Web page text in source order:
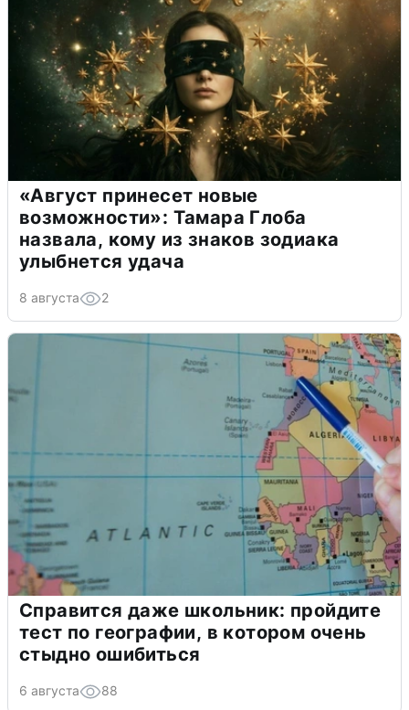
«Август принесет новые
возможности»: Тамара Глоба
назвала, кому из знаков зодиака
улыбнется удача
8 августа 2
Справится даже школьник: пройдите
тест по географии, в котором очень
стыдно ошибиться
6 августа 88